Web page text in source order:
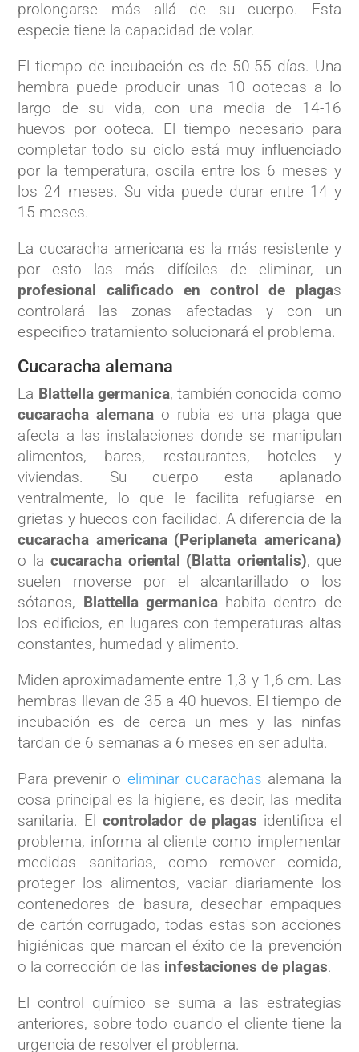
prolongarse más allá de su cuerpo. Esta
especie tiene la capacidad de volar.
El tiempo de incubación es de 50-55 días. Una
hembra puede producir unas 10 ootecas a lo
largo de su vida, con una media de 14-16
huevos por ooteca. El tiempo necesario para
completar todo su ciclo está muy influenciado
por la temperatura, oscila entre los 6 meses y
los 24 meses. Su vida puede durar entre 14 y
15 meses.
La cucaracha americana es la más resistente y
por esto las más difíciles de eliminar, un
profesional calificado en control de plagas
controlará las zonas afectadas y con un
especifico tratamiento solucionará el problema.
Cucaracha alemana
La Blattella germanica, también conocida como
cucaracha alemana o rubia es una plaga que
afecta a las instalaciones donde se manipulan
alimentos, bares, restaurantes, hoteles y
viviendas. Su cuerpo esta aplanado
ventralmente, lo que le facilita refugiarse en
grietas y huecos con facilidad. A diferencia de la
cucaracha americana (Periplaneta americana)
o la cucaracha oriental (Blatta orientalis), que
suelen moverse por el alcantarillado o los
sótanos, Blattella germanicahabita dentro de
los edificios, en lugares con temperaturas altas
constantes, humedad y alimento.
Miden aproximadamente entre 1,3 y 1,6 cm. Las
hembras llevan de 35 a 40 huevos. El tiempo de
incubación es de cerca un mes y las ninfas
tardan de 6 semanas a 6 meses en ser adulta.
Para prevenir o eliminar cucarachas alemana la
cosa principal es la higiene, es decir, las medita
sanitaria. El controlador de plagas identifica el
problema, informa al cliente como implementar
medidas sanitarias, como remover comida,
proteger los alimentos, vaciar diariamente los
contenedores de basura, desechar empaques
de cartón corrugado, todas estas son acciones
higiénicas que marcan el éxito de la prevención
o la corrección de las infestaciones de plagas.
El control químico se suma a las estrategias
anteriores, sobre todo cuando el cliente tiene la
urgencia de resolver el problema.